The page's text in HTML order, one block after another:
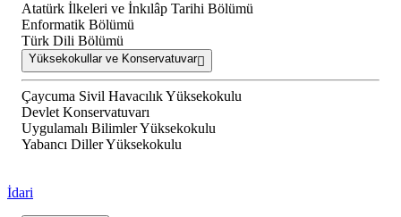
Atatürk İlkeleri ve İnkılâp Tarihi Bölümü
Enformatik Bölümü
Türk Dili Bölümü
Yüksekokullar ve Konservatuvar
Çaycuma Sivil Havacılık Yüksekokulu
Devlet Konservatuvarı
Uygulamalı Bilimler Yüksekokulu
Yabancı Diller Yüksekokulu
İdari